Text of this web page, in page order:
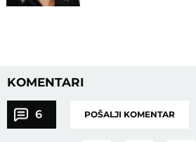
KOMENTARI
6 POŠALJI KOMENTAR